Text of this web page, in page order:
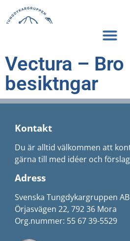
Vectura – Bro
besiktngar
Kontakt
Du är alltid välkommen att
gärna till med idéer och
Adress
Svenska Tungdykargruppen AB
Örjasvägen 22, 792 36 Mora
Org.nummer: 55 67 39-5529